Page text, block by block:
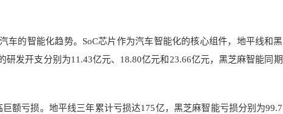
车的智能化趋势。SoC芯片作为汽车智能化的核心组件，地平线和黑
发开支分别为11.43亿元、18.80亿元和23.66亿元，黑芝麻智能同期
额亏损。地平线三年累计亏损达175亿，黑芝麻智能亏损分别为99.7